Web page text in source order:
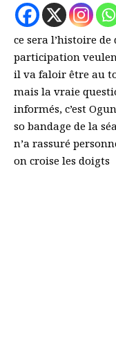
ce sera l’histoire
participation
il va faloir être au
mais la vraie
informés, c’est
so bandage de la
n’a rassuré
on croise les doigts